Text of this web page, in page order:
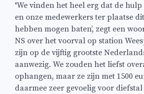
‘We vinden het heel erg dat de
en onze medewerkers ter plaatse
hebben mogen baten’, zegt een
NS over het voorval op station
zijn op de vijftig grootste
aanwezig. We zouden het liefst
ophangen, maar ze zijn met 1500
daarmee zeer gevoelig voor diefstal